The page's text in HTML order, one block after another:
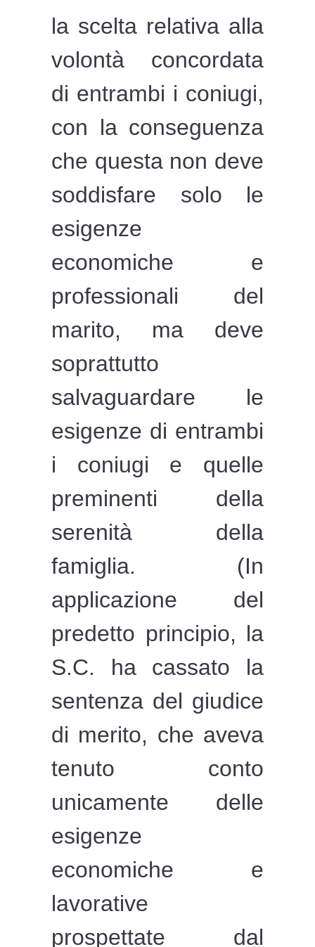
la scelta relativa alla
volontà concordata
di entrambi i coniugi,
con la conseguenza
che questa non deve
soddisfare solo le
esigenze
economiche e
professionali del
marito, ma deve
soprattutto
salvaguardare le
esigenze di entrambi
i coniugi e quelle
preminenti della
serenità della
famiglia. (In
applicazione del
predetto principio, la
S.C. ha cassato la
sentenza del giudice
di merito, che aveva
tenuto conto
unicamente delle
esigenze
economiche e
lavorative
prospettate dal